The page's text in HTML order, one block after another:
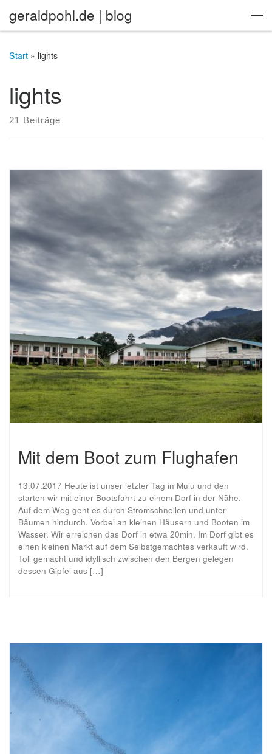
Zum Inhalt springen
geraldpohl.de | blog
Start » lights
lights
21 Beiträge
Mit dem Boot zum Flughafen
13.07.2017 Heute ist unser letzter Tag in Mulu und den
starten wir mit einer Bootsfahrt zu einem Dorf in der Nähe.
Auf dem Weg geht es durch Stromschnellen und unter
Bäumen hindurch. Vorbei an kleinen Häusern und Booten im
Wasser. Wir erreichen das Dorf in etwa 20min. Im Dorf gibt es
einen kleinen Markt auf dem Selbstgemachtes verkauft wird.
Toll gemacht und idyllisch zwischen den Bergen gelegen
dessen Gipfel aus […]